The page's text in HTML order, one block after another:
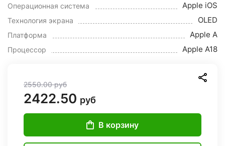
Операционная система Apple iOS
Технология экрана OLED
Платформа Apple A
Процессор Apple A18
2550.00руб
2422.50 руб
В корзину